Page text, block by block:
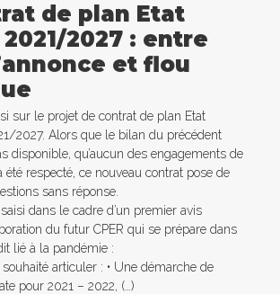
de plan Etat
2027 : entre
et flou
sur le projet de contrat de plan Etat
2027. Alors que le bilan du précédent
disponible, qu’aucun des engagements de
été respecté, ce nouveau contrat pose de
sans réponse.
saisi dans le cadre d’un premier avis
du futur CPER qui se prépare dans
lié à la pandémie :
souhaité articuler : • Une démarche de
pour 2021 – 2022, (…)